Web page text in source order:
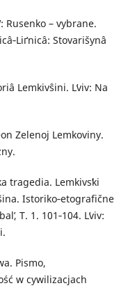
Rusenko – vybrane.
Stovarišynâ
Lemkіvŝini. Lʹvіv: Na
Zelenoj Lemkoviny.
Lemkіvsʹkі
Іstoriko‑etografіčne
T. 1. 101‑104. Lʹvіv:
Pismo,
w cywilizacjach